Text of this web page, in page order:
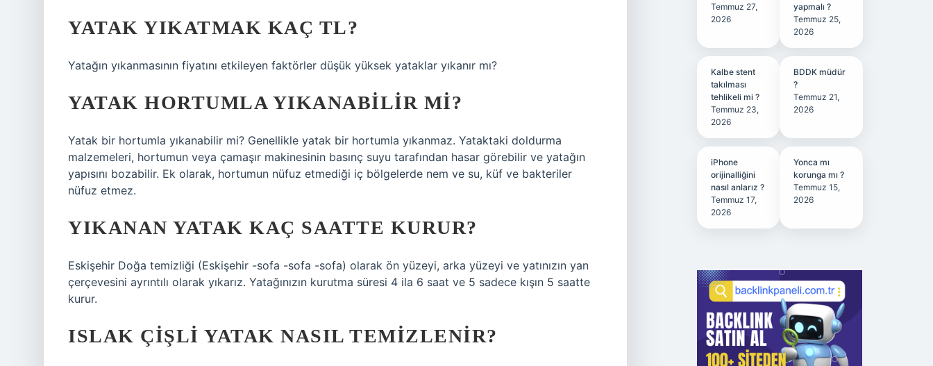
YATAK YIKATMAK KAÇ TL?
Yatağın yıkanmasının fiyatını etkileyen faktörler düşük yüksek yataklar yıkanır mı?
YATAK HORTUMLA YIKANABILIR MI?
Yatak bir hortumla yıkanabilir mi? Genellikle yatak bir hortumla yıkanmaz. Yataktaki doldurma
malzemeleri, hortumun veya çamaşır makinesinin basınç suyu tarafından hasar görebilir ve yatağın
yapısını bozabilir. Ek olarak, hortumun nüfuz etmediği iç bölgelerde nem ve su, küf ve bakteriler
nüfuz etmez.
YIKANAN YATAK KAÇ SAATTE KURUR?
Eskişehir Doğa temizliği (Eskişehir -sofa -sofa -sofa) olarak ön yüzeyi, arka yüzeyi ve yatınızın yan
çerçevesini ayrıntılı olarak yıkarız. Yatağınızın kurutma süresi 4 ila 6 saat ve 5 sadece kışın 5 saatte
kurur.
ISLAK ÇIŞLI YATAK NASIL TEMIZLENIR?
Temmuz 27,
2026
yapmalı ?
Temmuz 25,
2026
Kalbe stent
takılması
tehlikeli mi ?
Temmuz 23,
2026
BDDK müdür
?
Temmuz 21,
2026
iPhone
orijinalliğini
nasıl anlarız ?
Temmuz 17,
2026
Yonca mı
korunga mı ?
Temmuz 15,
2026